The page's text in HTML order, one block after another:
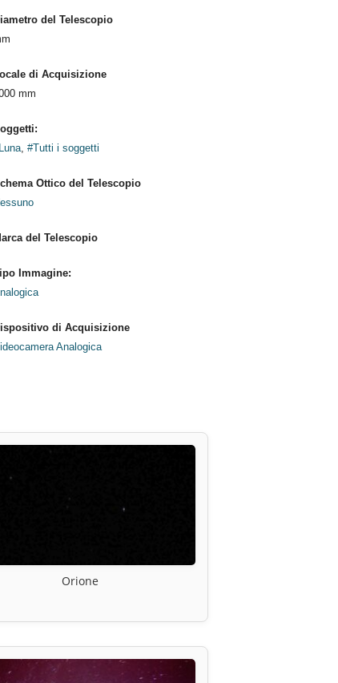
del Telescopio
di Acquisizione
mm
, #Tutti i soggetti
Ottico del Telescopio
del Telescopio
Immagine:
di Acquisizione
Analogica
Orione